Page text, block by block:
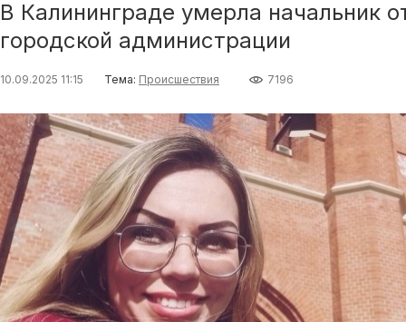
В Калининграде умерла начальник
городской администрации
10.09.2025 11:15 Тема: Происшествия 7196